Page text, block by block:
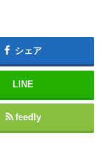
シェア
LINE
feedly